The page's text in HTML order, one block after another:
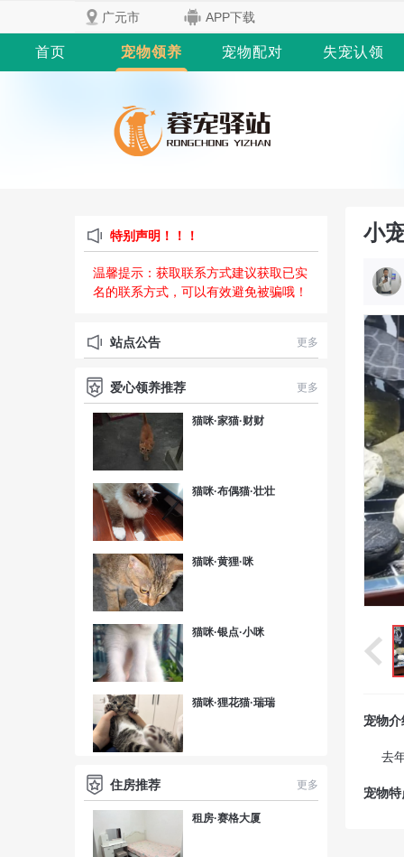
广元市 APP下载
首页 宠物领养 宠物配对 失宠认领
特别声明！！！
温馨提示：获取联系方式建议获取已实
名的联系方式，可以有效避免被骗哦！
站点公告 更多
爱心领养推荐 更多
猫咪·家猫·财财
猫咪·布偶猫·壮壮
猫咪·黄狸·咪
猫咪·银点·小咪
猫咪·狸花猫·瑞瑞
住房推荐 更多
租房·赛格大厦
小
宠物介
去
宠物特